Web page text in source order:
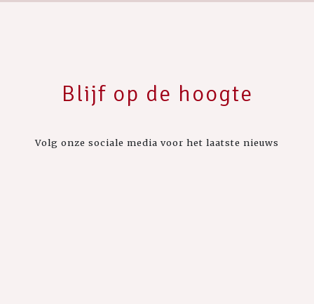
Blijf op de hoogte
Volg onze sociale media voor het laatste nieuws